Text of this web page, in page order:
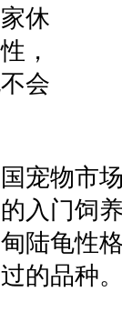
休
，
会
宠物市
入门饲
陆龟性
的品种